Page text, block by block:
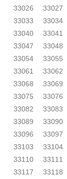
33026
33027
33033
33034
33040
33041
33047
33048
33054
33055
33061
33062
33068
33069
33075
33076
33082
33083
33089
33090
33096
33097
33103
33104
33110
33111
33117
33118